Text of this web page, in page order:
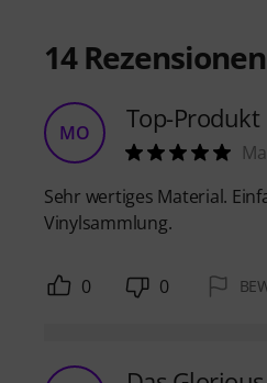
14Rezensionen
MO Top-Produkt
Sehr wertiges Material.
Vinylsammlung.
0 0